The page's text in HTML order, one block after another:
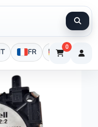
FR DE
0